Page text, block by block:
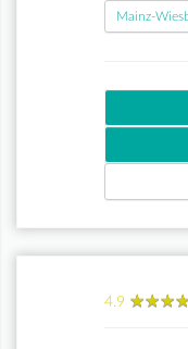
Mainz-
4.9 ★★★★
★★★★